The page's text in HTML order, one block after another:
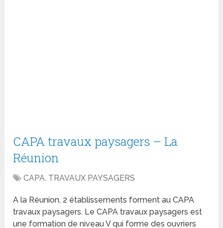
CAPA travaux paysagers – La
Réunion
CAPA, TRAVAUX PAYSAGERS
A la Réunion, 2 établissements forment au CAPA
travaux paysagers. Le CAPA travaux paysagers est
une formation de niveau V qui forme des ouvriers